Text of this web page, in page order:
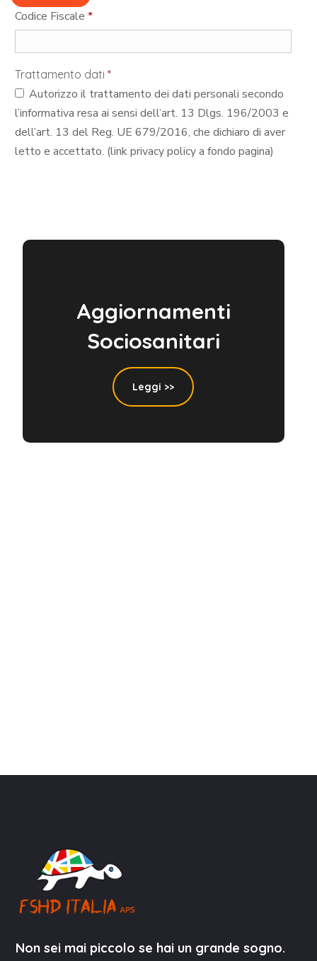
Codice Fiscale*
Trattamento dati*
Autorizzo il trattamento dei dati personali secondo
l’informativa resa ai sensi dell’art. 13 Dlgs. 196/2003 e
dell’art. 13 del Reg. UE 679/2016, che dichiaro di aver
letto e accettato. (link privacy policy a fondo pagina)
Aggiornamenti
Sociosanitari
Leggi >>
Non sei mai piccolo se hai un grande sogno.